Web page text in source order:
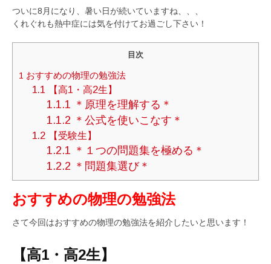
ついに8月になり、暑い日が続いていますね、、、
くれぐれも熱中症には気を付けてお過ごし下さい！
目次
1 おすすめの物理の勉強法
1.1 【高1・高2生】
1.1.1 ＊原理を理解する＊
1.1.2 ＊公式を使いこなす＊
1.2 【受験生】
1.2.1 ＊１つの問題集を極める＊
1.2.2 ＊問題集選び＊
おすすめの物理の勉強法
さて今回はおすすめの物理の勉強法を紹介したいと思います！
【高1・高2生】